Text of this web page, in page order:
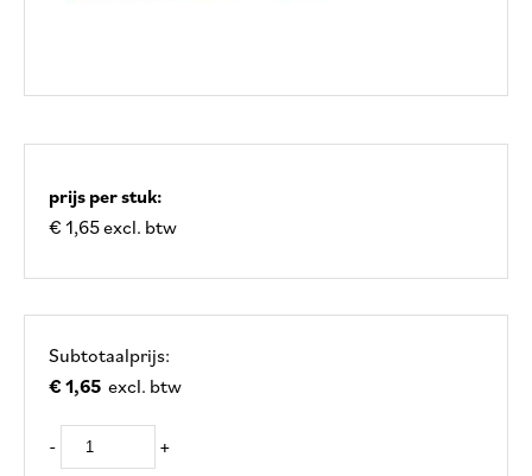
prijs per stuk:
€ 1,65 excl. btw
Subtotaalprijs:
€ 1,65 excl. btw
- +